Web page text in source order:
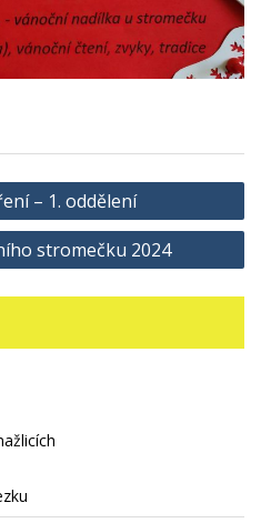
– 1. oddělení
stromečku 2024